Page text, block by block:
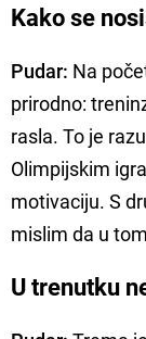
Kako se
Pudar: Na
prirodno:
rasla. To je
Olimpijskim
motivaciju. S
mislim da u
U trenutku